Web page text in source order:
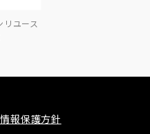
リユース
報保護方針